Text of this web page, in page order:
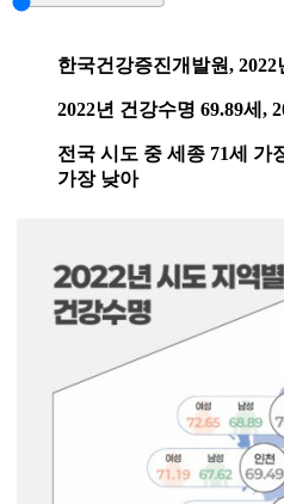
한국건강증진개발원,
2022년 건강수명 69.89세,
전국 시도 중 세종 71세 가
가장 낮아